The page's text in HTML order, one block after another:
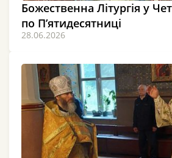
Божественна Літургія у
по П’ятидесятниці
28.06.2026